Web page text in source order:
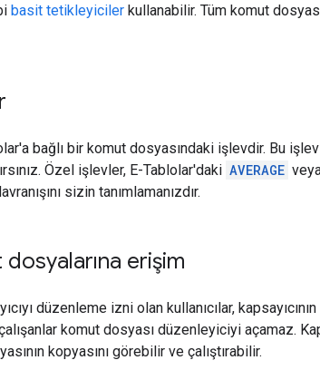
basit tetikleyiciler kullanabilir. Tüm komut
bağlı bir komut dosyasındaki işlevdir. Bu
Özel işlevler, E-Tablolar'daki AVERAGE
sizin tanımlamanızdır.
dosyalarına erişim
düzenleme izni olan kullanıcılar,
komut dosyası düzenleyiciyi açamaz.
kopyasını görebilir ve çalıştırabilir.